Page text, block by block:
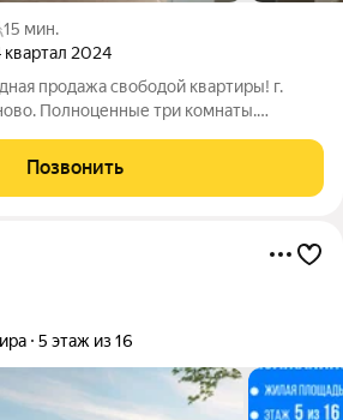
15 мин.
квартал 2024
продажа свободой квартиры! г.
Полноценные три комнаты.
планировка. Правое крыло(окна на
Позвонить
5 этаж из 16